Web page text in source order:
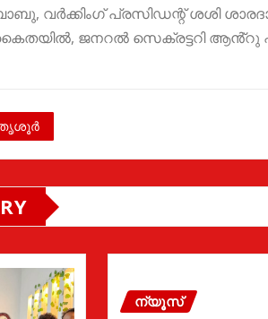
വർക്കിംഗ് പ്രസിഡന്റ് ശശി
ജനറൽ സെക്രട്ടറി ആൻ്റു
ന്യൂസ്